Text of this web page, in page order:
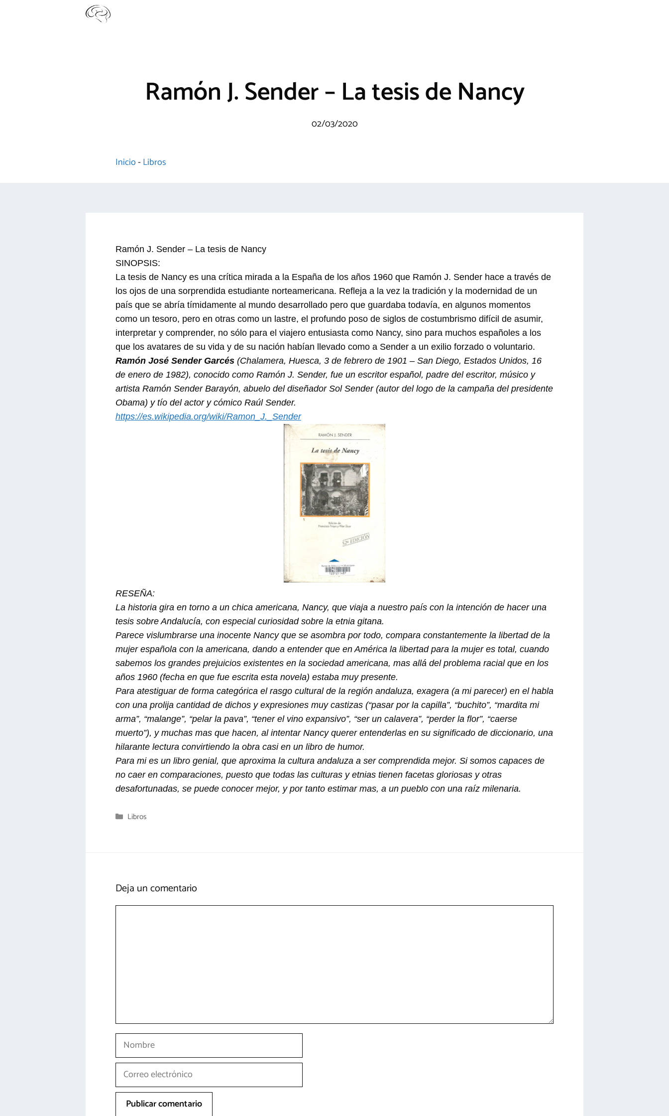
Ramón J. Sender – La tesis de Nancy
02/03/2020
Inicio-Libros
Ramón J. Sender – La tesis de Nancy
SINOPSIS:
La tesis de Nancy es una crítica mirada a la España de los años 1960 que Ramón J. Sender hace a través de
los ojos de una sorprendida estudiante norteamericana. Refleja a la vez la tradición y la modernidad de un
país que se abría tímidamente al mundo desarrollado pero que guardaba todavía, en algunos momentos
como un tesoro, pero en otras como un lastre, el profundo poso de siglos de costumbrismo difícil de asumir,
interpretar y comprender, no sólo para el viajero entusiasta como Nancy, sino para muchos españoles a los
que los avatares de su vida y de su nación habían llevado como a Sender a un exilio forzado o voluntario.
Ramón José Sender Garcés (Chalamera, Huesca, 3 de febrero de 1901 – San Diego, Estados Unidos, 16
de enero de 1982), conocido como Ramón J. Sender, fue un escritor español, padre del escritor, músico y
artista Ramón Sender Barayón, abuelo del diseñador Sol Sender (autor del logo de la campaña del presidente
Obama) y tío del actor y cómico Raúl Sender.
https://es.wikipedia.org/wiki/Ramon_J._Sender
RESEÑA:
La historia gira en torno a un chica americana, Nancy, que viaja a nuestro país con la intención de hacer una
tesis sobre Andalucía, con especial curiosidad sobre la etnia gitana.
Parece vislumbrarse una inocente Nancy que se asombra por todo, compara constantemente la libertad de la
mujer española con la americana, dando a entender que en América la libertad para la mujer es total, cuando
sabemos los grandes prejuicios existentes en la sociedad americana, mas allá del problema racial que en los
años 1960 (fecha en que fue escrita esta novela) estaba muy presente.
Para atestiguar de forma categórica el rasgo cultural de la región andaluza, exagera (a mi parecer) en el habla
con una prolija cantidad de dichos y expresiones muy castizas (“pasar por la capilla”, “buchito”, “mardita mi
arma”, “malange”, “pelar la pava”, “tener el vino expansivo”, “ser un calavera”, “perder la flor”, “caerse
muerto”), y muchas mas que hacen, al intentar Nancy querer entenderlas en su significado de diccionario, una
hilarante lectura convirtiendo la obra casi en un libro de humor.
Para mi es un libro genial, que aproxima la cultura andaluza a ser comprendida mejor. Si somos capaces de
no caer en comparaciones, puesto que todas las culturas y etnias tienen facetas gloriosas y otras
desafortunadas, se puede conocer mejor, y por tanto estimar mas, a un pueblo con una raíz milenaria.
Categorías
Libros
Deja un comentario
Nombre
Correo
electrónico